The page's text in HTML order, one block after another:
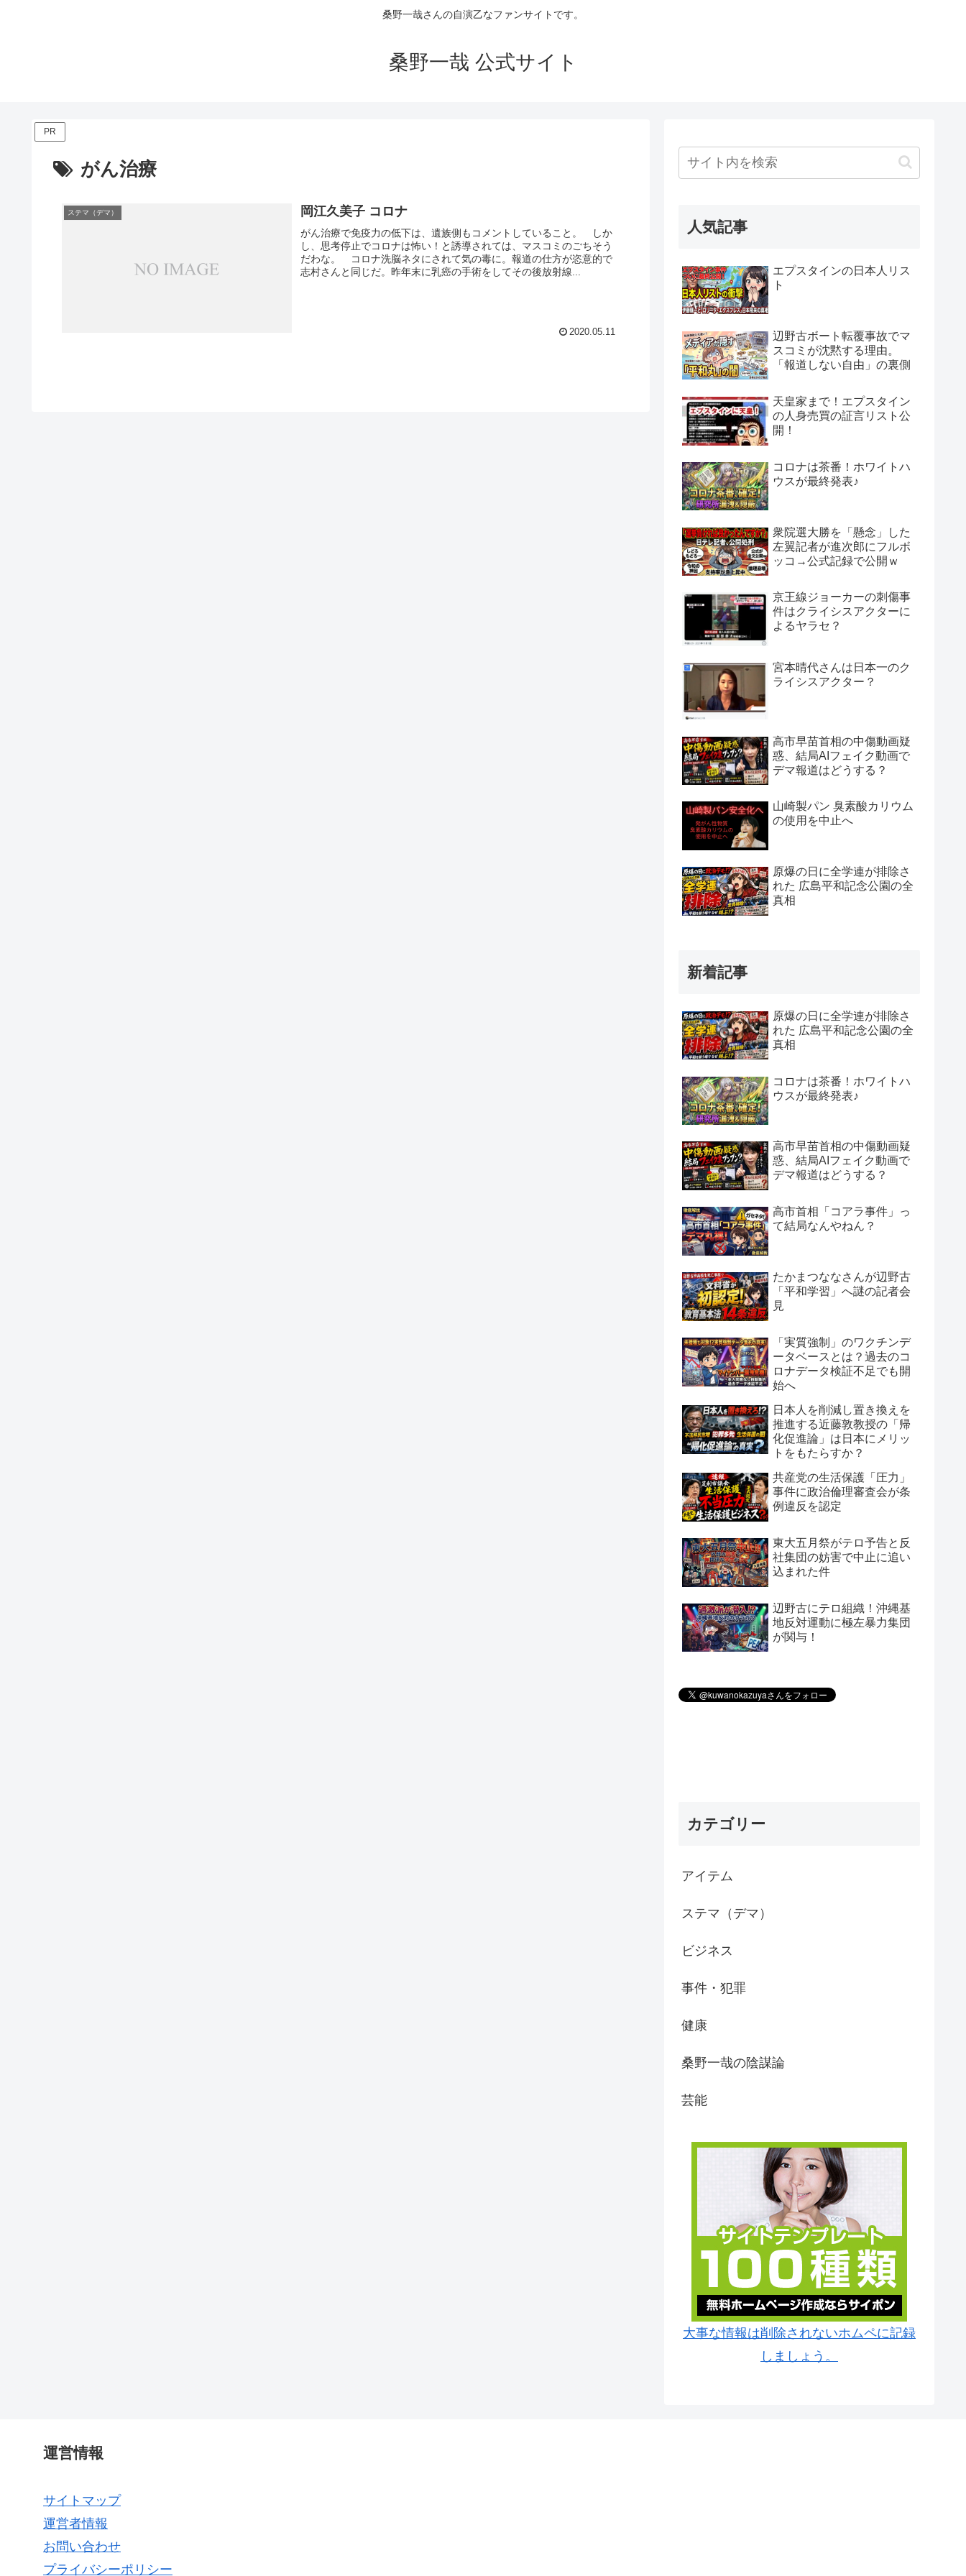
桑野一哉さんの自演乙なファンサイトです。
桑野一哉 公式サイト
PR
がん治療
ステマ（デマ） 岡江久美子 コロナ
がん治療で免疫力の低下は、遺族側もコメントしていること。 しか
し、思考停止でコロナは怖い！と誘導されては、マスコミのごちそう
だわな。 コロナ洗脳ネタにされて気の毒に。報道の仕方が恣意的で
志村さんと同じだ。昨年末に乳癌の手術をしてその後放射線...
2020.05.11
人気記事
エプスタインの日本人リス
ト
辺野古ボート転覆事故でマ
スコミが沈黙する理由。
「報道しない自由」の裏側
天皇家まで！エプスタイン
の人身売買の証言リスト公
開！
コロナは茶番！ホワイトハ
ウスが最終発表♪
衆院選大勝を「懸念」した
左翼記者が進次郎にフルボ
ッコ→公式記録で公開ｗ
京王線ジョーカーの刺傷事
件はクライシスアクターに
よるヤラセ？
宮本晴代さんは日本一のク
ライシスアクター？
高市早苗首相の中傷動画疑
惑、結局AIフェイク動画で
デマ報道はどうする？
山崎製パン 臭素酸カリウム
の使用を中止へ
原爆の日に全学連が排除さ
れた 広島平和記念公園の全
真相
新着記事
原爆の日に全学連が排除さ
れた 広島平和記念公園の全
真相
コロナは茶番！ホワイトハ
ウスが最終発表♪
高市早苗首相の中傷動画疑
惑、結局AIフェイク動画で
デマ報道はどうする？
高市首相「コアラ事件」っ
て結局なんやねん？
たかまつななさんが辺野古
「平和学習」へ謎の記者会
見
「実質強制」のワクチンデ
ータベースとは？過去のコ
ロナデータ検証不足でも開
始へ
日本人を削減し置き換えを
推進する近藤敦教授の「帰
化促進論」は日本にメリッ
トをもたらすか？
共産党の生活保護「圧力」
事件に政治倫理審査会が条
例違反を認定
東大五月祭がテロ予告と反
社集団の妨害で中止に追い
込まれた件
辺野古にテロ組織！沖縄基
地反対運動に極左暴力集団
が関与！
カテゴリー
アイテム
ステマ（デマ）
ビジネス
事件・犯罪
健康
桑野一哉の陰謀論
芸能
大事な情報は削除されないホムペに記録
しましょう。
運営情報
サイトマップ
運営者情報
お問い合わせ
プライバシーポリシー